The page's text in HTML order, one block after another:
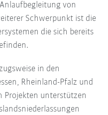
von
Schwerpunkt ist die
die sich bereits
in den
Rheinland-Pfalz und
Projekten unterstützen